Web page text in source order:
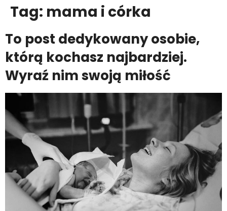
Tag: mama i córka
To post dedykowany osobie,
którą kochasz najbardziej.
Wyraź nim swoją miłość